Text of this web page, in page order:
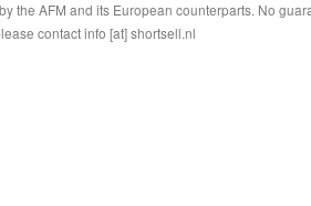
the AFM and its European counterparts. No
contact info [at] shortsell.nl